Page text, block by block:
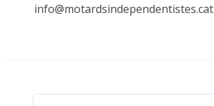
info@motardsindependentistes.cat